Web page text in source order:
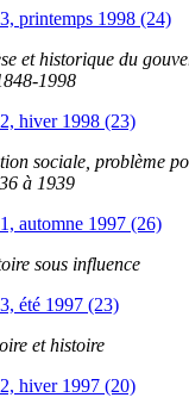
printemps 1998 (24)
et historique du
1998
hiver 1998 (23)
sociale, problème
à 1939
automne 1997 (26)
sous influence
été 1997 (23)
et histoire
hiver 1997 (20)